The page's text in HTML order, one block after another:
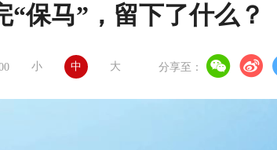
“保马”，留下了什么？
小 中 大 分享至：